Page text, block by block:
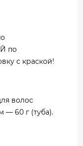
по
с краской!
волос
— 60 г (туба).